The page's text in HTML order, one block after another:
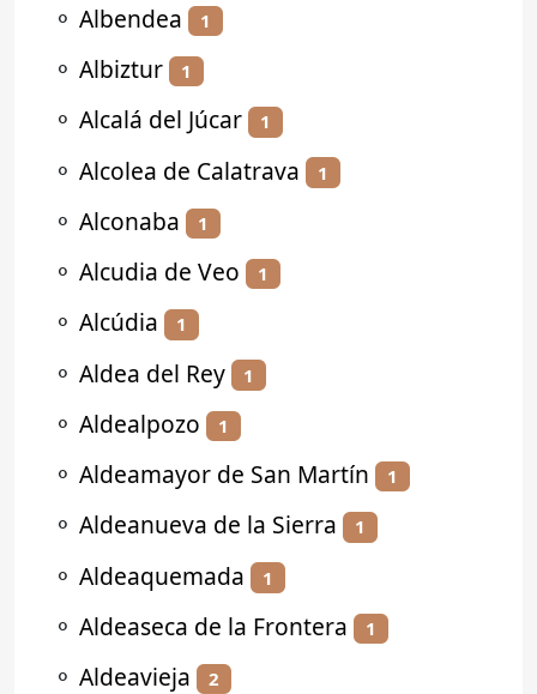
⚬ Albendea 1
⚬ Albiztur 1
⚬ Alcalá del Júcar 1
⚬ Alcolea de Calatrava 1
⚬ Alconaba 1
⚬ Alcudia de Veo 1
⚬ Alcúdia 1
⚬ Aldea del Rey 1
⚬ Aldealpozo 1
⚬ Aldeamayor de San Martín 1
⚬ Aldeanueva de la Sierra 1
⚬ Aldeaquemada 1
⚬ Aldeaseca de la Frontera 1
⚬ Aldeavieja 2